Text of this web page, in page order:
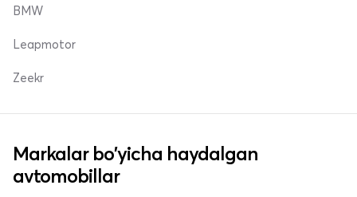
BMW
Leapmotor
Zeekr
Markalar bo'yicha haydalgan
avtomobillar